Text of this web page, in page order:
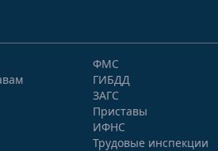
ФМС
ГИБДД
ЗАГС
Приставы
ИФНС
Трудовые инспекции